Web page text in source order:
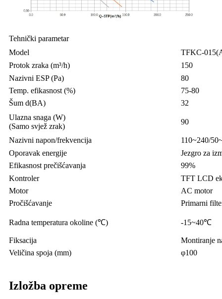
Tehnički parametar
Model
TFKC-
Protok zraka (m³/h)
150
Nazivni ESP (Pa)
80
Temp. efikasnost (%)
75-80
Šum d(BA)
32
Ulazna snaga (W)
(Samo svjež zrak)
90
Nazivni napon/frekvencija
110~240/
Oporavak energije
Jezgro za
Efikasnost prečišćavanja
99%
Kontroler
TFT LCD
Motor
AC motor
Pročišćavanje
Primarni
Radna temperatura okoline (℃) -15~40℃
Fiksacija
Montiranje
Veličina spoja (mm)
φ100
Izložba opreme